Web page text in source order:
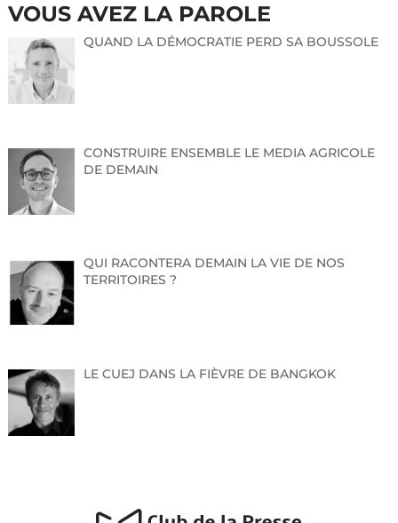
Beyond The Bounce
ARNEODO Fabien
Email : fabienbeyondthebounce@gmail.com Téléphone
: 06 85 12 67 48
Beyond The Bounce, la nouvelle association dédiée au
développement et à l’innovation dans le basketball, est
fière d’annoncer son premier grand événement : le All
Star Game Alsace 2025, qui se tiendra en juin 2025 au
l’association Beyond The Bounce a pour mission de
fédérer la communauté du basketball à travers des
événements de qualité, des conseils stratégiques aux
clubs amateurs et professionnels, et des contenus
uniques. Beyond The Bounce se positionne comme un
développement et la performance.
All Star Game Alsace 2025 : une journée sportive et
festive
Le All Star Game Alsace 2025 promet de rassembler les
au niveau national. Ces rencontres permettront aux
VOUS AVEZ LA PAROLE
QUAND LA DÉMOCRATIE PERD SA BOUSSOLE
CONSTRUIRE ENSEMBLE LE MEDIA AGRICOLE
DE DEMAIN
QUI RACONTERA DEMAIN LA VIE DE NOS
TERRITOIRES ?
LE CUEJ DANS LA FIÈVRE DE BANGKOK